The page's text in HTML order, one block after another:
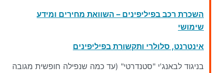
השכרת רכב בפיליפינים – השוואת מחירים ומידע
שימושי
אינטרנט, סלולרי ותקשורת בפיליפינים
בניגוד לבאנג'י "סטנדרטי" (עד כמה שנפילה חופשית מגובה